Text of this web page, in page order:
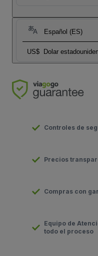
Español (ES)
US$ Dolar
Controles de
Precios
Compras con
Equipo de
todo el proceso